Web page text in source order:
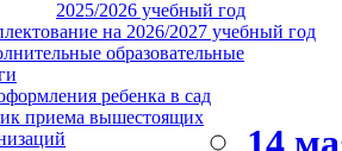
2025/2026 учебный год
на 2026/2027 учебный год
образовательные
ребенка в сад
приема вышестоящих